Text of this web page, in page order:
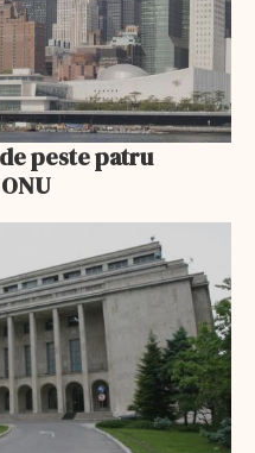
peste patru